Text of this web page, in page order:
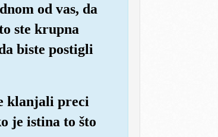
od vas, da
ste krupna
biste postigli
klanjali preci
je istina to što